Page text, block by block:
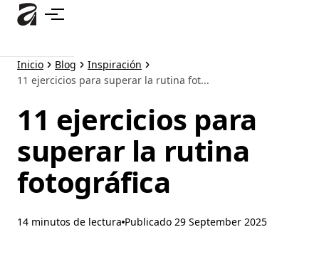
principal
Inicio Blog
Inspiración
11 ejercicios para superar la rutina fot...
11 ejercicios para
superar la rutina
fotográfica
14 minutos de lectura Publicado 29 September 2025